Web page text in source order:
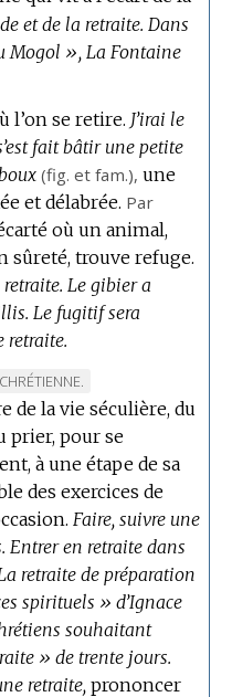
et de la retraite. Dans
Mogol », La Fontaine
l’on se retire. J’irai le
fait bâtir une petite
(fig. et fam.), une
et délabrée. Par
où un animal,
sûreté, trouve refuge.
Le gibier a
Le fugitif sera
retraite.
de la vie séculière, du
prier, pour se
à une étape de sa
des exercices de
Faire, suivre une
Entrer en retraite dans
retraite de préparation
spirituels » d’Ignace
souhaitant
» de trente jours.
retraite, prononcer